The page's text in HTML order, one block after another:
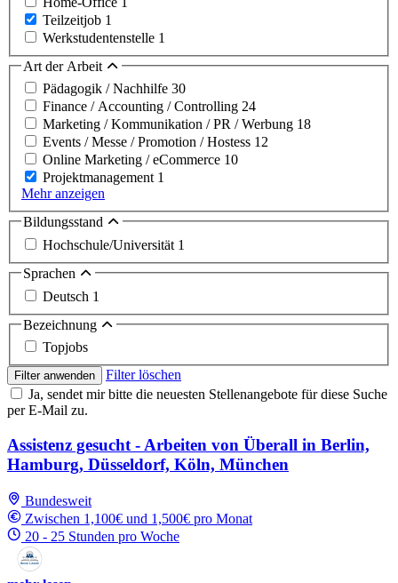
Teilzeitjob 1
Werkstudentenstelle 1
Art der Arbeit
Pädagogik / Nachhilfe 30
Finance / Accounting / Controlling 24
Marketing / Kommunikation / PR / Werbung 18
Events / Messe / Promotion / Hostess 12
Online Marketing / eCommerce 10
Projektmanagement 1
Mehr anzeigen
Bildungsstand
Hochschule/Universität 1
Sprachen
Deutsch 1
Bezeichnung
Topjobs
Filter anwenden
Filter löschen
Ja, sendet mir bitte die neuesten Stellenangebote für diese Suche
per E-Mail zu.
Assistenz gesucht - Arbeiten von Überall in Berlin,
Hamburg, Düsseldorf, Köln, München
Bundesweit
Zwischen 1,100€ und 1,500€ pro Monat
20 - 25 Stunden pro Woche